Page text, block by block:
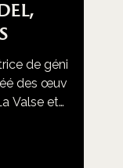
de génie
des œuvres
Valse et